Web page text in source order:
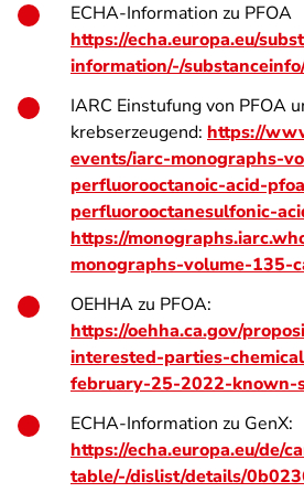
ECHA-Information zu PFOA
https://echa.europa.eu/
information/-/
IARC Einstufung von PFOA
krebserzeugend: https://
events/iarc-monographs-
perfluorooctanoic-acid-
perfluorooctanesulfonic-
https://
monographs-volume-135-
OEHHA zu PFOA:
https://oehha.ca.gov/
interested-parties-
february-25-2022-known-
ECHA-Information zu GenX:
https://echa.europa.eu/de/
table/-/dislist/details/